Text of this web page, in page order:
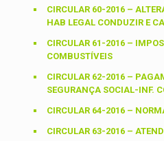
CIRCULAR 60-2016 –
HAB LEGAL CONDUZIR E
CIRCULAR 61-2016 –
COMBUSTÍVEIS
CIRCULAR 62-2016 –
SEGURANÇA SOCIAL-INF.
CIRCULAR 64-2016 –
CIRCULAR 63-2016 –